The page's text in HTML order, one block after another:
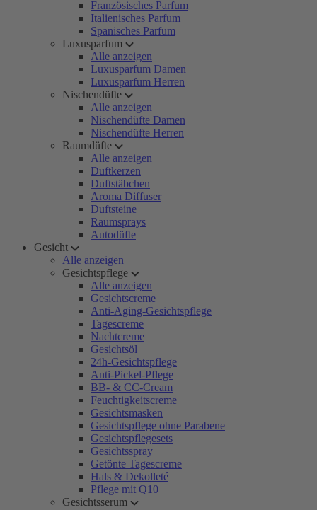
Französisches Parfum
Italienisches Parfum
Spanisches Parfum
Luxusparfum
Alle anzeigen
Luxusparfum Damen
Luxusparfum Herren
Nischendüfte
Alle anzeigen
Nischendüfte Damen
Nischendüfte Herren
Raumdüfte
Alle anzeigen
Duftkerzen
Duftstäbchen
Aroma Diffuser
Duftsteine
Raumsprays
Autodüfte
Gesicht
Alle anzeigen
Gesichtspflege
Alle anzeigen
Gesichtscreme
Anti-Aging-Gesichtspflege
Tagescreme
Nachtcreme
Gesichtsöl
24h-Gesichtspflege
Anti-Pickel-Pflege
BB- & CC-Cream
Feuchtigkeitscreme
Gesichtsmasken
Gesichtspflege ohne Parabene
Gesichtspflegesets
Gesichtsspray
Getönte Tagescreme
Hals & Dekolleté
Pflege mit Q10
Gesichtsserum